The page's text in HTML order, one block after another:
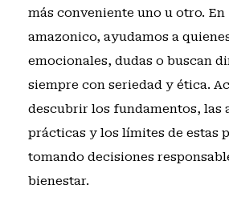
más conveniente uno u otro.
amazonico, ayudamos a
emocionales, dudas o buscan
siempre con seriedad y ética.
descubrir los fundamentos, las
prácticas y los límites de estas
tomando decisiones
bienestar.